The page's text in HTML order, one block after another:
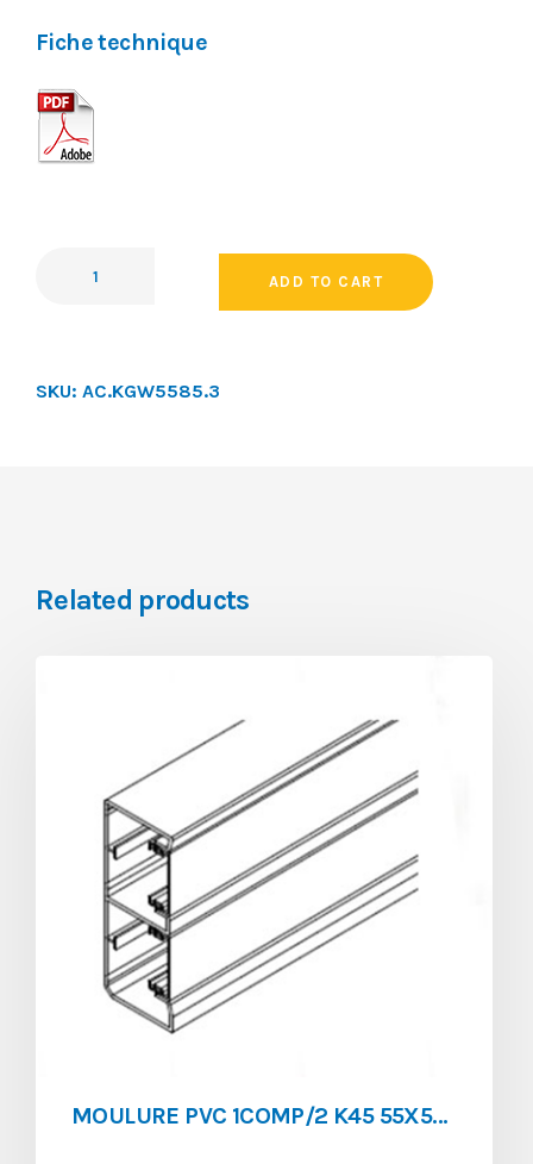
Fiche technique
ADD TO CART
SKU: AC.KGW5585.3
Related products
MOULURE PVC 1COMP/2 K45 55X55/2 BLANC